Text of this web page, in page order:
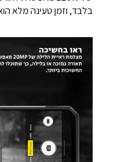
בלבד, וזמן טעינה מלא